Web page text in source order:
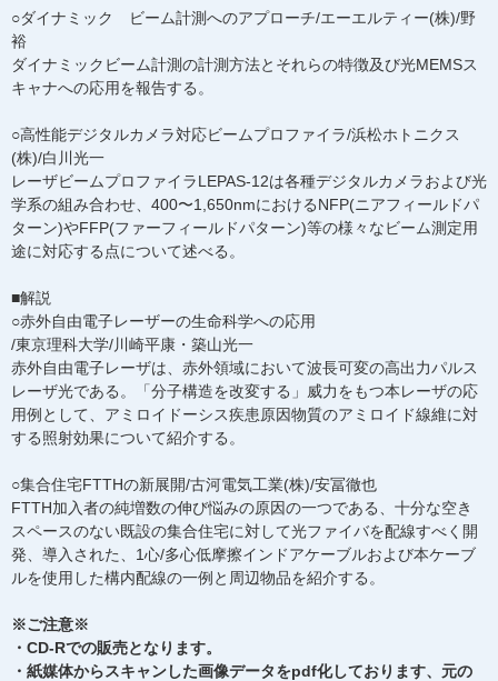
○ダイナミック ビーム計測へのアプローチ/エーエルティー(株)/野
裕
ダイナミックビーム計測の計測方法とそれらの特徴及び光MEMSス
キャナへの応用を報告する。
○高性能デジタルカメラ対応ビームプロファイラ/浜松ホトニクス
(株)/白川光一
レーザビームプロファイラLEPAS-12は各種デジタルカメラおよび光
学系の組み合わせ、400〜1,650nmにおけるNFP(ニアフィールドパ
ターン)やFFP(ファーフィールドパターン)等の様々なビーム測定用
途に対応する点について述べる。
■解説
○赤外自由電子レーザーの生命科学への応用
/東京理科大学/川崎平康・築山光一
赤外自由電子レーザは、赤外領域において波長可変の高出力パルス
レーザ光である。「分子構造を改変する」威力をもつ本レーザの応
用例として、アミロイドーシス疾患原因物質のアミロイド線維に対
する照射効果について紹介する。
○集合住宅FTTHの新展開/古河電気工業(株)/安冨徹也
FTTH加入者の純増数の伸び悩みの原因の一つである、十分な空き
スペースのない既設の集合住宅に対して光ファイバを配線すべく開
発、導入された、1心/多心低摩擦インドアケーブルおよび本ケーブ
ルを使用した構内配線の一例と周辺物品を紹介する。
※ご注意※
・CD-Rでの販売となります。
・紙媒体からスキャンした画像データをpdf化しております、元の